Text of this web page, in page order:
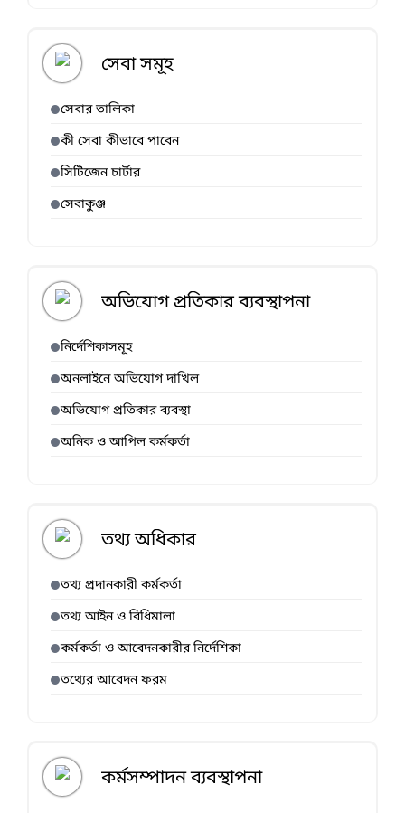
সেবা সমূহ
সেবার তালিকা
কী সেবা কীভাবে পাবেন
সিটিজেন চার্টার
সেবাকুঞ্জ
অভিযোগ প্রতিকার ব্যবস্থাপনা
নির্দেশিকাসমূহ
অনলাইনে অভিযোগ দাখিল
অভিযোগ প্রতিকার ব্যবস্থা
অনিক ও আপিল কর্মকর্তা
তথ্য অধিকার
তথ্য প্রদানকারী কর্মকর্তা
তথ্য আইন ও বিধিমালা
কর্মকর্তা ও আবেদনকারীর নির্দেশিকা
তথ্যের আবেদন ফরম
কর্মসম্পাদন ব্যবস্থাপনা